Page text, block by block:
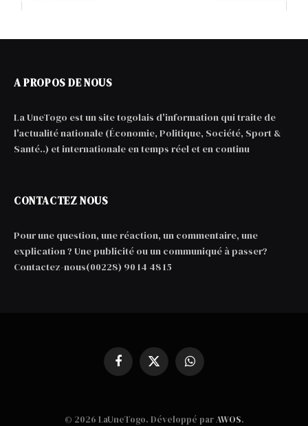
A PROPOS DE NOUS
La UneTogo est un site togolais d'information qui traite de
l'actualité nationale (Économie, Politique, Société, Sport &
Santé..) et internationale en temps réel et en continu
CONTACTEZ NOUS
Pour une question, une réaction, un commentaire, une
explication ? Une publicité ou un communiqué à passer?
Contactez-nous(00228) 90 14 48 15
Facebook
X
WhatsApp
© 2026 LaUneTogo. Développé parAWOS.